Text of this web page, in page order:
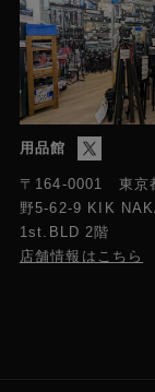
用品館
〒164-0001 東京
野5-62-9 KIK
1st.BLD 2階
店舗情報はこちら